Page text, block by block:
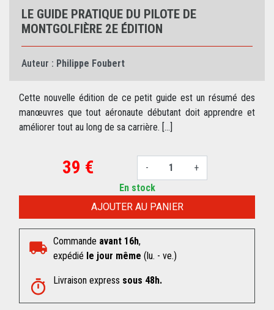
LE GUIDE PRATIQUE DU PILOTE DE
MONTGOLFIÈRE 2E ÉDITION
Auteur : Philippe Foubert
Cette nouvelle édition de ce petit guide est un résumé des
manœuvres que tout aéronaute débutant doit apprendre et
améliorer tout au long de sa carrière. [...]
39 € - +
AJOUTER AU PANIER
En stock
Commande avant 16h,
expédié le jour même (lu. - ve.)
Livraison express sous 48h.